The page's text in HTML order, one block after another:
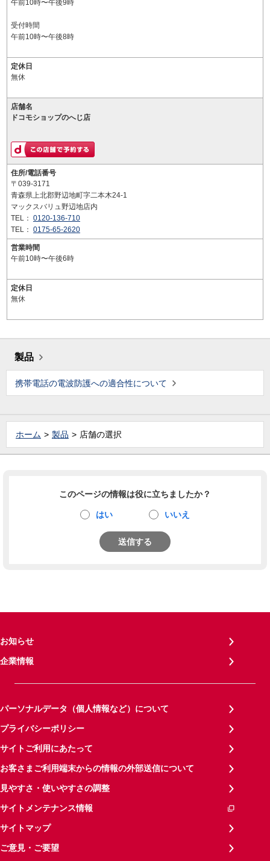
午前10時〜午後9時
受付時間
午前10時〜午後8時
定休日
無休
店舗名
ドコモショップのへじ店
住所/電話番号
〒039-3171
青森県上北郡野辺地町字二本木24-1
マックスバリュ野辺地店内
TEL： 0120-136-710
TEL： 0175-65-2620
営業時間
午前10時〜午後6時
定休日
無休
製品
携帯電話の電波防護への適合性について
ホーム 製品 店舗の選択
このページの情報は役に立ちましたか？
はい いいえ
送信する
お知らせ
企業情報
パーソナルデータ（個人情報など）について
プライバシーポリシー
サイトご利用にあたって
お客さまご利用端末からの情報の外部送信について
見やすさ・使いやすさの調整
サイトメンテナンス情報
サイトマップ
ご意見・ご要望